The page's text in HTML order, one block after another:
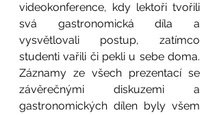
videokonference, kdy lektoři tvořili
svá gastronomická díla a
vysvětlovali postup, zatímco
studenti vařili či pekli u sebe doma.
Záznamy ze všech prezentací se
závěrečnými diskuzemi a
gastronomických dílen byly všem